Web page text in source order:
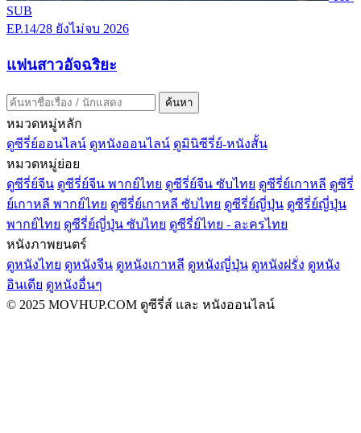
SUB
EP.14/28 ยังไม่จบ 2026
แฟนสาวอัจฉริยะ
ค้นหา
หมวดหมู่หลัก
ดูซีรี่ย์ออนไลน์ ดูหนังออนไลน์ ดูมินิซีรี่ย์-หนังสั้น
หมวดหมู่ย่อย
ดูซีรี่ย์จีน ดูซีรี่ย์จีน พากย์ไทย ดูซีรี่ย์จีน ซับไทย ดูซีรี่ย์เกาหลี ดูซีรี่
ย์เกาหลี พากย์ไทย ดูซีรี่ย์เกาหลี ซับไทย ดูซีรี่ย์ญี่ปุ่น ดูซีรี่ย์ญี่ปุ่น
พากย์ไทย ดูซีรี่ย์ญี่ปุ่น ซับไทย ดูซีรี่ย์ไทย - ละครไทย
หนังภาพยนตร์
ดูหนังไทย ดูหนังจีน ดูหนังเกาหลี ดูหนังญี่ปุ่น ดูหนังฝรั่ง ดูหนัง
อินเดีย ดูหนังอื่นๆ
© 2025 MOVHUP.COM ดูซีรี่ส์ และ หนังออนไลน์